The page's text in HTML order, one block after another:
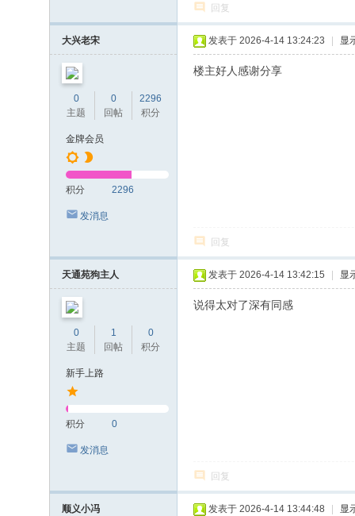
回复
大兴老宋
0
主题
0
回帖
2296
积分
金牌会员
积分 2296
发消息
发表于 2026-4-14 13:24:23 显
楼主好人感谢分享
回复
天通苑狗主人
0
主题
1
回帖
0
积分
新手上路
积分 0
发消息
发表于 2026-4-14 13:42:15 显
说得太对了深有同感
回复
顺义小冯 发表于 2026-4-14 13:44:48 显